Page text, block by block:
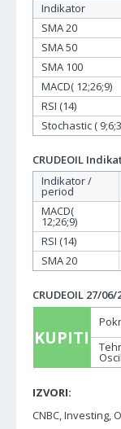
Indikator
SMA 20
SMA 50
SMA 100
MACD( 12;26;9)
RSI (14)
Stochastic (
CRUDEOIL
Indikator /
period
MACD(
12;26;9)
RSI (14)
SMA 20
CRUDEOIL 27/
KUPITI
IZVORI:
CNBC, Investing,